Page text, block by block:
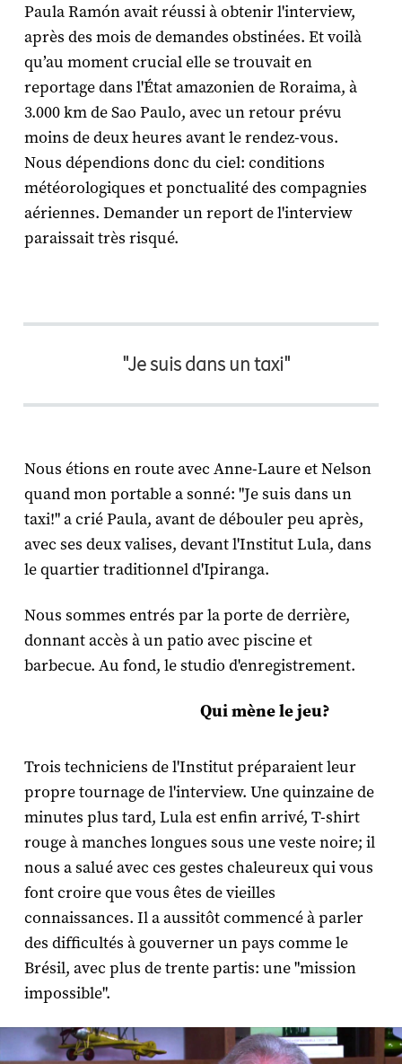
Paula Ramón avait réussi à obtenir l'interview,
après des mois de demandes obstinées. Et voilà
qu’au moment crucial elle se trouvait en
reportage dans l'État amazonien de Roraima, à
3.000 km de Sao Paulo, avec un retour prévu
moins de deux heures avant le rendez-vous.
Nous dépendions donc du ciel: conditions
météorologiques et ponctualité des compagnies
aériennes. Demander un report de l'interview
paraissait très risqué.
"Je suis dans un taxi"
Nous étions en route avec Anne-Laure et Nelson
quand mon portable a sonné: "Je suis dans un
taxi!" a crié Paula, avant de débouler peu après,
avec ses deux valises, devant l'Institut Lula, dans
le quartier traditionnel d'Ipiranga.
Nous sommes entrés par la porte de derrière,
donnant accès à un patio avec piscine et
barbecue. Au fond, le studio d'enregistrement.
Qui mène le jeu?
Trois techniciens de l'Institut préparaient leur
propre tournage de l'interview. Une quinzaine de
minutes plus tard, Lula est enfin arrivé, T-shirt
rouge à manches longues sous une veste noire; il
nous a salué avec ces gestes chaleureux qui vous
font croire que vous êtes de vieilles
connaissances. Il a aussitôt commencé à parler
des difficultés à gouverner un pays comme le
Brésil, avec plus de trente partis: une "mission
impossible".